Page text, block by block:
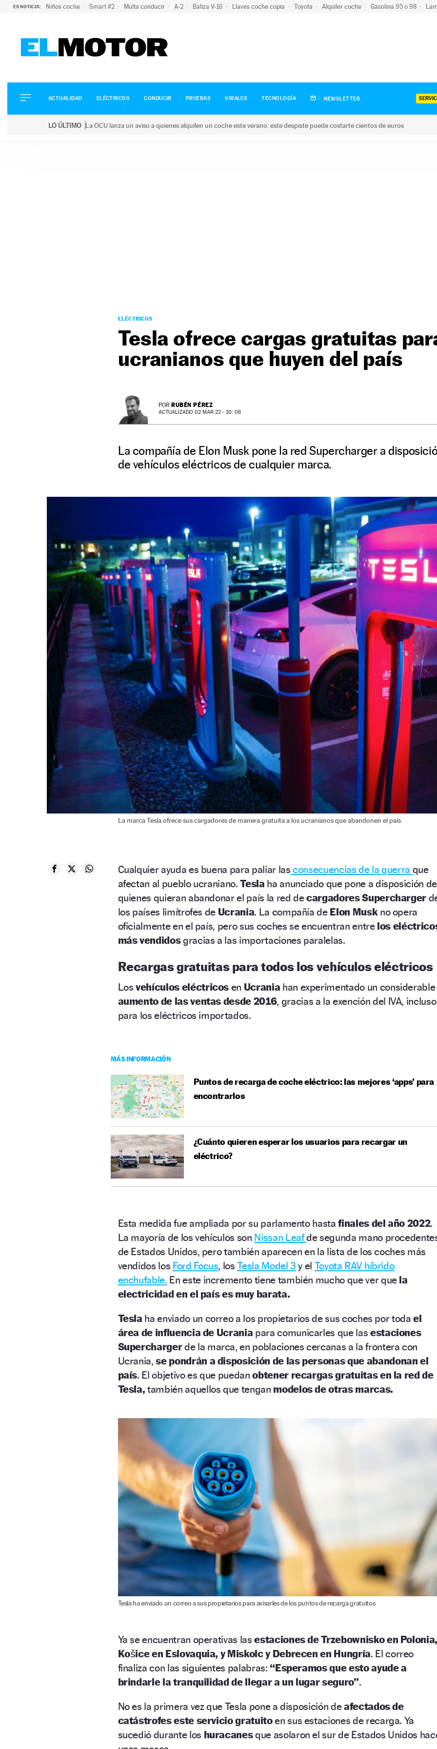
ES NOTICIA: Niños coche Smart #2 Multa conducir A-2 Baliza V-16 Llaves coche copia Toyota Alquiler coche Gasolina 95 o 98
ELÉCTRICOS
CONDUCIR
ACTUALIDAD ELÉCTRICOS CONDUCIR PRUEBAS VIRALES TECNOLOGÍA NEWSLETTER
LO ÚLTIMO La OCU lanza un aviso a quienes alquilen un coche este verano: este despiste puede costarte cientos de euros
ELÉCTRICOS
Tesla ofrece cargas gratuitas
ucranianos que huyen del país
POR RUBÉN PÉREZ
ACTUALIZADO 02 MAR 22 - 10: 06
La compañía de Elon Musk pone la red Supercharger a
de vehículos eléctricos de cualquier marca.
La marca Tesla ofrece sus cargadores de manera gratuita a los ucranianos que abandonen el país
Cualquier ayuda es buena para paliar las consecuencias de la guerra que
afectan al pueblo ucraniano.Tesla ha anunciado que pone a disposición de
quienes quieran abandonar el país la red decargadores Supercharger
los países limítrofes de Ucrania. La compañía de Elon Musk no opera
oficialmente en el país, pero sus coches se encuentran entre los
más vendidosgracias a las importaciones paralelas.
Recargas gratuitas para todos los vehículos eléctricos
Losvehículos eléctricos en Ucrania han experimentado un considerable
aumento de las ventas desde 2016, gracias a la exención del IVA, incluso
para los eléctricos importados.
MÁS INFORMACIÓN
Puntos de recarga de coche eléctrico: las mejores ‘apps’ para
encontrarlos
¿Cuánto quieren esperar los usuarios para recargar un
eléctrico?
Esta medida fue ampliada por su parlamento hastafinales del año 2022.
La mayoría de los vehículos son Nissan Leafde segunda mano
de Estados Unidos, pero también aparecen en la lista de los coches más
vendidos los Ford Focus, losTesla Model 3 y el Toyota RAV híbrido
enchufable. En este incremento tiene también mucho que ver que la
electricidad en el país es muy barata.
Tesla ha enviado un correo a los propietarios de sus coches por todael
área de influencia de Ucrania para comunicarles que las estaciones
Superchargerde la marca, en poblaciones cercanas a la frontera con
Ucrania,se pondrán a disposición de las personas que abandonan el
país. El objetivo es que puedanobtener recargas gratuitas en la red de
Tesla,también aquellos que tengan modelos de otras marcas.
Tesla ha enviado un correo a sus propietarios para avisarles de los puntos de recarga gratuitos
Ya se encuentran operativas lasestaciones de Trzebownisko en
Košice en Eslovaquia, y Miskolc y Debrecen en Hungría. El correo
finaliza con las siguientes palabras: “Esperamos que esto ayude a
brindarle la tranquilidad de llegar a un lugar seguro”.
No es la primera vez que Tesla pone a disposición deafectados de
catástrofes este servicio gratuitoen sus estaciones de recarga. Ya
sucedió durante los huracanesque asolaron el sur de Estados Unidos